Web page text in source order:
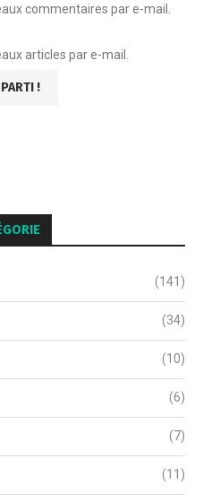
commentaires par e-mail.
articles par e-mail.
(141)
(34)
(10)
(6)
(7)
(11)